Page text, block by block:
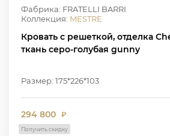
Фабрика: FRATELLI BARRI
Коллекция: MESTRE
Кровать с решеткой, отделка
ткань серо-голубая gunny
Размер: 175*226*103
294 800 ₽
Получить скидку